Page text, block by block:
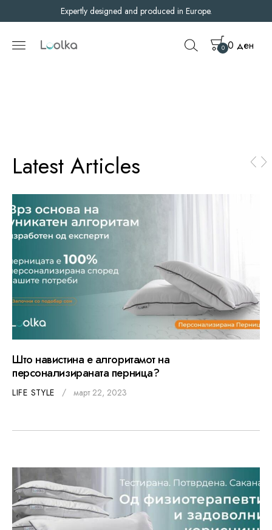
Expertly designed and produced in Europe.
0 ден
0
Latest Articles
Што навистина е алгоритамот на
персонализираната перница?
LIFE STYLE март 22, 2023